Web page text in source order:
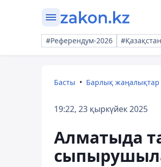
#Референдум-2026
Басты Барлық жаңалықтар
19:22, 23 қыркүйек 2025
Алматыда